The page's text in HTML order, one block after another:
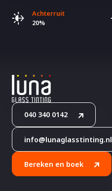
Achterruit
20%
040 340 0142
info@lunaglasstinting.nl
Bereken en boek